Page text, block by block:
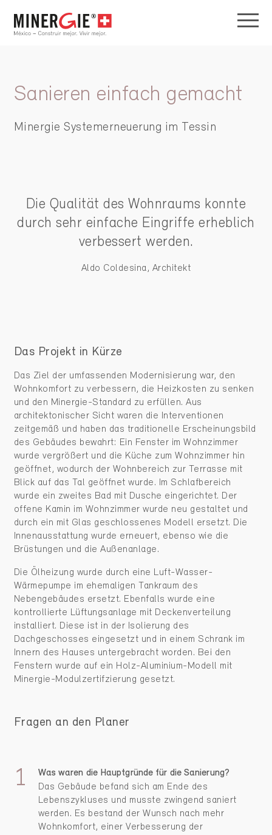
Sanieren einfach gemacht
Minergie Systemerneuerung im Tessin
Die Qualität des Wohnraums konnte
durch sehr einfache Eingriffe erheblich
verbessert werden.
Aldo Coldesina, Architekt
Das Projekt in Kürze
Das Ziel der umfassenden Modernisierung war, den
Wohnkomfort zu verbessern, die Heizkosten zu senken
und den Minergie-Standard zu erfüllen. Aus
architektonischer Sicht waren die Interventionen
zeitgemäß und haben das traditionelle Erscheinungsbild
des Gebäudes bewahrt: Ein Fenster im Wohnzimmer
wurde vergrößert und die Küche zum Wohnzimmer hin
geöffnet, wodurch der Wohnbereich zur Terrasse mit
Blick auf das Tal geöffnet wurde. Im Schlafbereich
wurde ein zweites Bad mit Dusche eingerichtet. Der
offene Kamin im Wohnzimmer wurde neu gestaltet und
durch ein mit Glas geschlossenes Modell ersetzt. Die
Innenausstattung wurde erneuert, ebenso wie die
Brüstungen und die Außenanlage.
Die Ölheizung wurde durch eine Luft-Wasser-
Wärmepumpe im ehemaligen Tankraum des
Nebengebäudes ersetzt. Ebenfalls wurde eine
kontrollierte Lüftungsanlage mit Deckenverteilung
installiert. Diese ist in der Isolierung des
Dachgeschosses eingesetzt und in einem Schrank im
Innern des Hauses untergebracht worden. Bei den
Fenstern wurde auf ein Holz-Aluminium-Modell mit
Minergie-Modulzertifzierung gesetzt.
Fragen an den Planer
Was waren die Hauptgründe für die Sanierung?
Das Gebäude befand sich am Ende des
Lebenszykluses und musste zwingend saniert
werden. Es bestand der Wunsch nach mehr
Wohnkomfort, einer Verbesserung der